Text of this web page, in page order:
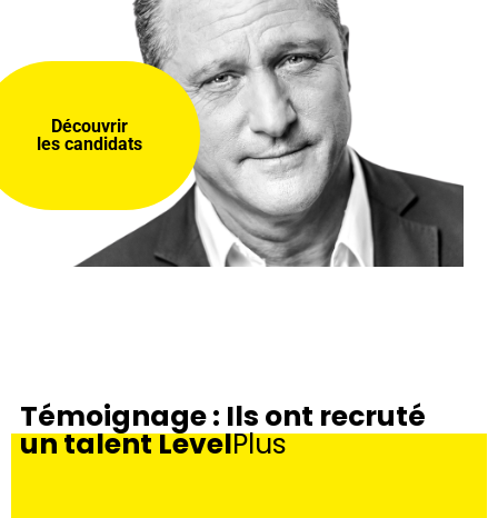
Découvrir
les candidats
Témoignage : Ils ont recruté
un talent LevelPlus